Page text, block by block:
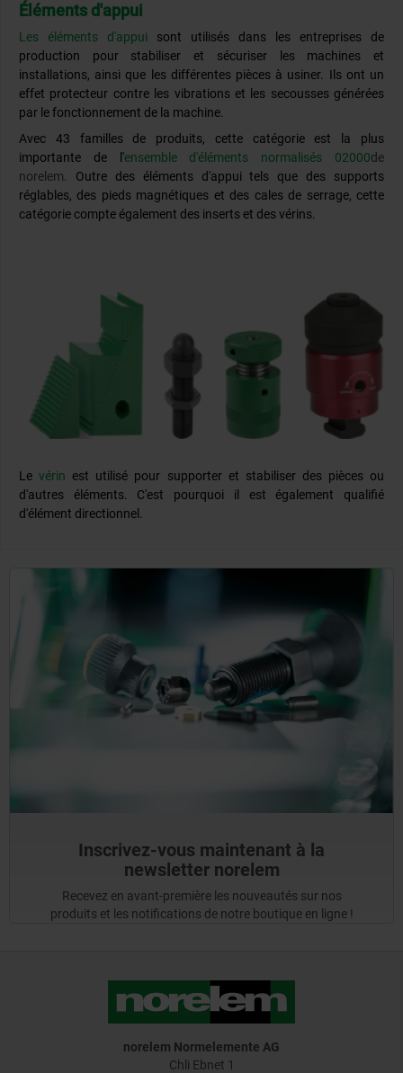
Éléments d'appui
Les éléments d'appui sont utilisés dans les entreprises de
production pour stabiliser et sécuriser les machines et
installations, ainsi que les différentes pièces à usiner. Ils ont un
effet protecteur contre les vibrations et les secousses générées
par le fonctionnement de la machine.
Avec 43 familles de produits, cette catégorie est la plus
importante de l'ensemble d'éléments normalisés 02000de
norelem.
Outre des éléments d'appui tels que des supports
réglables, des pieds magnétiques et des cales de serrage, cette
catégorie compte également des inserts et des vérins.
Levérin est utilisé pour supporter et stabiliser des pièces ou
d'autres éléments. C'est pourquoi il est également qualifié
d'élément directionnel.
Inscrivez-vous maintenant à la
newsletter norelem
Recevez en avant-première les nouveautés sur nos
produits et les notifications de notre boutique en ligne !
norelem Normelemente AG
Chli Ebnet 1